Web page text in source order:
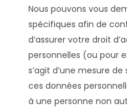
Nous pouvons vous
spécifiques afin de
d’assurer votre droit
personnelles (ou pour
s’agit d’une mesure
ces données
à une personne non